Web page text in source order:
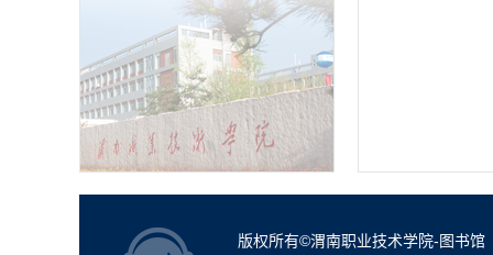
版权所有©渭南职业技术学院-图书馆